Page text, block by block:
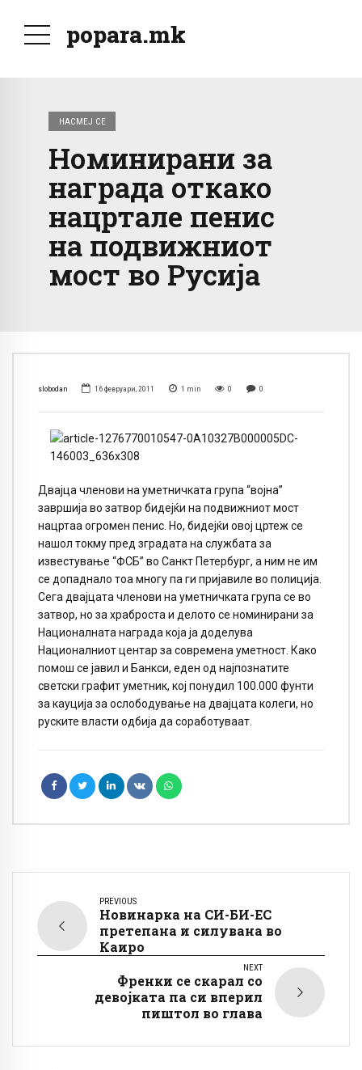
popara.mk
НАСМЕЈ СЕ
Номинирани за
награда откако
нацртале пенис
на подвижниот
мост во Русија
slobodan 16 февруари, 2011 1 min 0 0
Двајца членови на уметничката група “војна”
завршија во затвор бидејќи на подвижниот мост
нацртаа огромен пенис. Но, бидејќи овој цртеж се
нашол токму пред зградата на службата за
известување “ФСБ” во Санкт Петербург, а ним не им
се допаднало тоа многу па ги пријавиле во полиција.
Сега двајцата членови на уметничката група се во
затвор, но за храброста и делото се номинирани за
Националната награда која ја доделува
Националниот центар за современа уметност. Како
помош се јавил и Банкси, еден од најпознатите
светски графит уметник, кој понудил 100.000 фунти
за кауција за ослободување на двајцата колеги, но
руските власти одбија да соработуваат.
PREVIOUS
Новинарка на СИ-БИ-ЕС
претепана и силувана во
Каиро
NEXT
Френки се скарал со
девојката па си вперил
пиштол во глава